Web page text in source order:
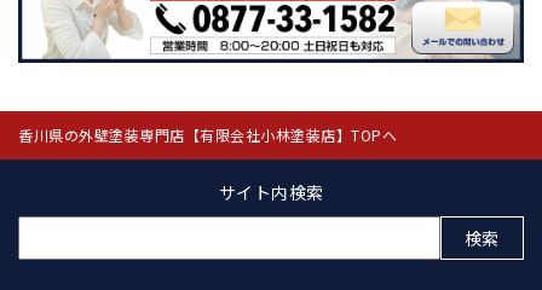
香川県の外壁塗装専門店【有限会社小林塗装店】TOPへ
サイト内検索
索: